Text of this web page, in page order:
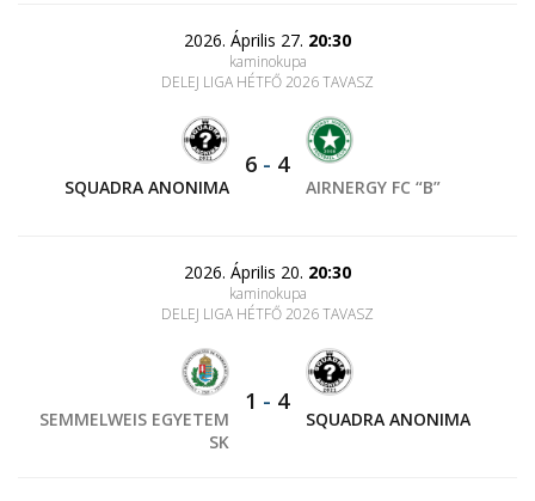
2026. Április 27. 20:30
kaminokupa
DELEJ LIGA HÉTFŐ 2026 TAVASZ
SQUADRA ANONIMA
6 - 4
AIRNERGY FC “B”
2026. Április 20. 20:30
kaminokupa
DELEJ LIGA HÉTFŐ 2026 TAVASZ
SEMMELWEIS EGYETEM
SK
1 - 4
SQUADRA ANONIMA